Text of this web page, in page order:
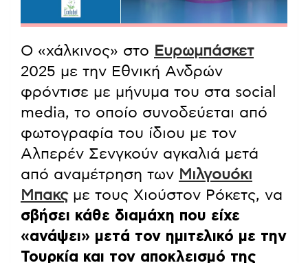
Ο «χάλκινος» στο Ευρωμπάσκετ
2025 με την Εθνική Ανδρών
φρόντισε με μήνυμα του στα social
media, το οποίο συνοδεύεται από
φωτογραφία του ίδιου με τον
Αλπερέν Σενγκούν αγκαλιά μετά
από αναμέτρηση των Μιλγουόκι
Μπακςμε τους Χιούστον Ρόκετς, να
σβήσει κάθε διαμάχη που είχε
«ανάψει» μετά τον ημιτελικό με την
Τουρκία και τον αποκλεισμό της